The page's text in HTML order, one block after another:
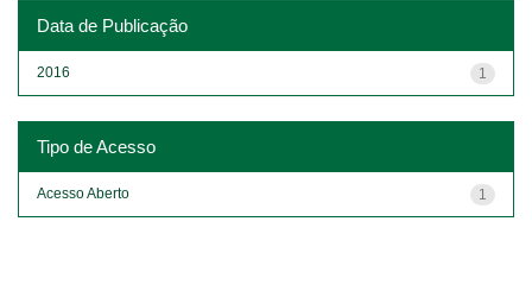
Data de Publicação
1
2016
Tipo de Acesso
1
Acesso Aberto